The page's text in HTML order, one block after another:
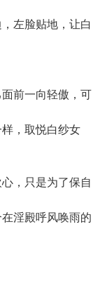
左脸贴地，让白
前一向轻傲，可
，取悦白纱女
，只是为了保自
淫殿呼风唤雨的